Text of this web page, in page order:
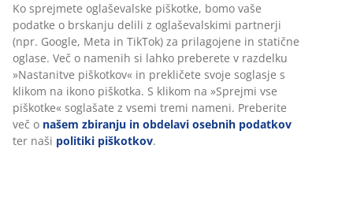
Ko sprejmete oglaševalske piškotke, bomo vaše
podatke o brskanju delili z oglaševalskimi partnerji
(npr. Google, Meta in TikTok) za prilagojene in statične
oglase. Več o namenih si lahko preberete v razdelku
»Nastanitve piškotkov« in prekličete svoje soglasje s
klikom na ikono piškotka. S klikom na »Sprejmi vse
piškotke« soglašate z vsemi tremi nameni. Preberite
več o našem zbiranju in obdelavi osebnih podatkov
ter naši politiki piškotkov.